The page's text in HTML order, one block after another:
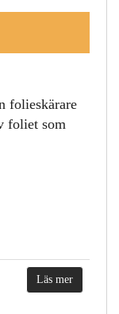
folieskärare
foliet som
Läs mer